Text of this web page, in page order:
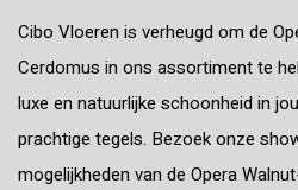
Cibo Vloeren is verheugd om de
Cerdomus in ons assortiment te
luxe en natuurlijke schoonheid in
prachtige tegels. Bezoek onze
mogelijkheden van de Opera